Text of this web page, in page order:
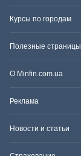
Курсы по городам
Полезные страницы
О Minfin.com.ua
Реклама
Новости и статьи